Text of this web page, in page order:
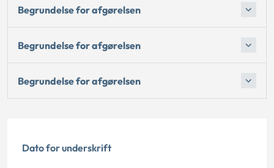
Begrundelse for afgørelsen
Begrundelse for afgørelsen
Begrundelse for afgørelsen
Dato for underskrift